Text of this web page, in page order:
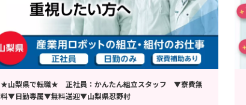
★山梨県で転職★ 正社員：かんたん組立スタッフ ▼寮費無
料▼日勤専属▼無料送迎▼山梨県忍野村